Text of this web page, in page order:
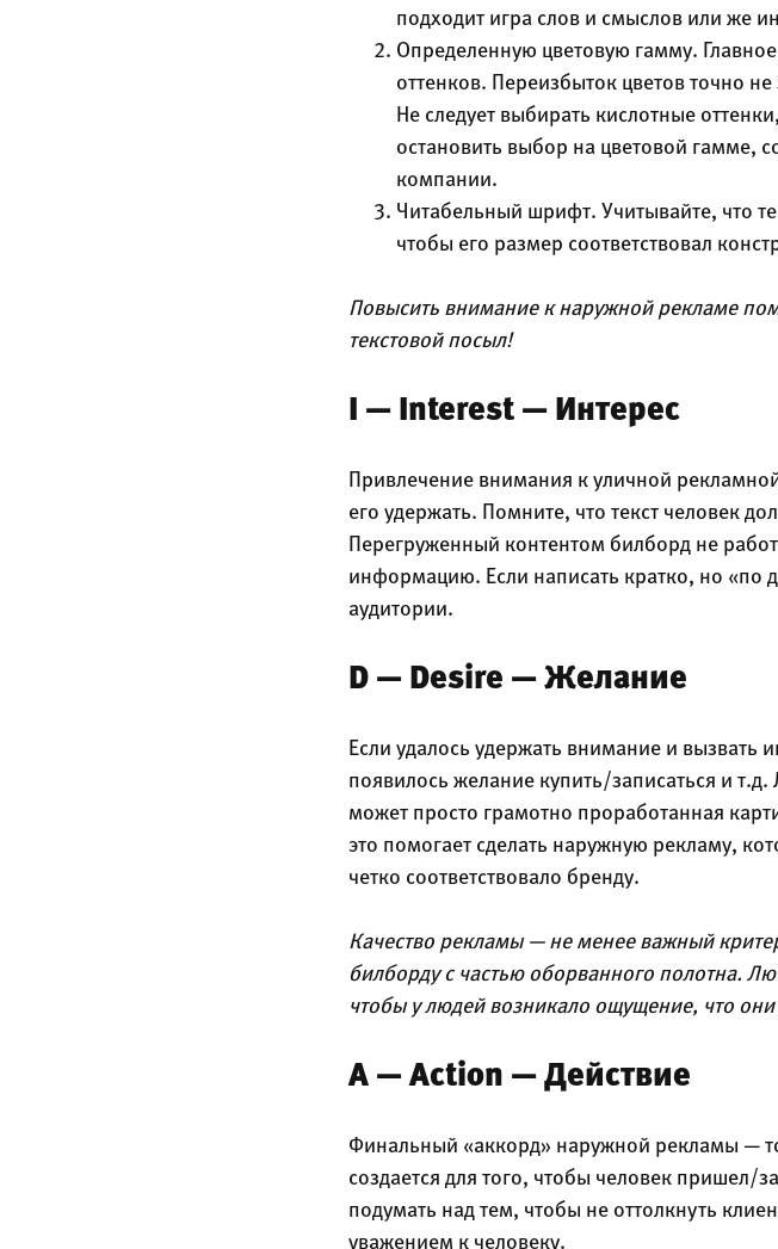
подходит игра слов и смыслов или же
Определенную цветовую гамму.
оттенков. Переизбыток цветов точно
Не следует выбирать кислотные
остановить выбор на цветовой гамме,
компании.
Читабельный шрифт. Учитывайте, что
чтобы его размер соответствовал
Повысить внимание к наружной рекламе
текстовой посыл!
I — Interest — Интерес
Привлечение внимания к уличной
его удержать. Помните, что текст человек
Перегруженный контентом билборд не
информацию. Если написать кратко, но «по
аудитории.
D — Desire — Желание
Если удалось удержать внимание и вызвать
появилось желание купить/записаться и
может просто грамотно проработанная
это помогает сделать наружную рекламу,
четко соответствовало бренду.
Качество рекламы — не менее важный
билборду с частью оборванного полотна.
чтобы у людей возникало ощущение, что они
A — Action — Действие
Финальный «аккорд» наружной рекламы —
создается для того, чтобы человек пришел/
подумать над тем, чтобы не оттолкнуть
уважением к человеку.